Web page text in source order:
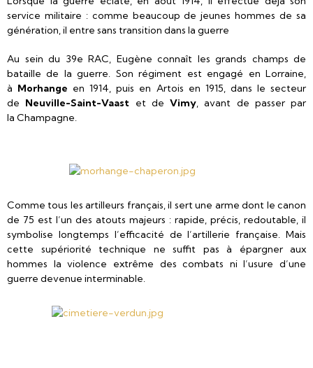
service militaire : comme beaucoup de jeunes hommes de sa
génération, il entre sans transition dans la guerre
Au sein du 39e RAC, Eugène connaît les grands champs de
bataille de la guerre. Son régiment est engagé en Lorraine,
à Morhange en 1914, puis en Artois en 1915, dans le secteur
de Neuville-Saint-Vaast et de Vimy, avant de passer par
la Champagne.
Comme tous les artilleurs français, il sert une arme dont le canon
de 75 est l’un des atouts majeurs : rapide, précis, redoutable, il
symbolise longtemps l’efficacité de l’artillerie française. Mais
cette supériorité technique ne suffit pas à épargner aux
hommes la violence extrême des combats ni l’usure d’une
guerre devenue interminable.